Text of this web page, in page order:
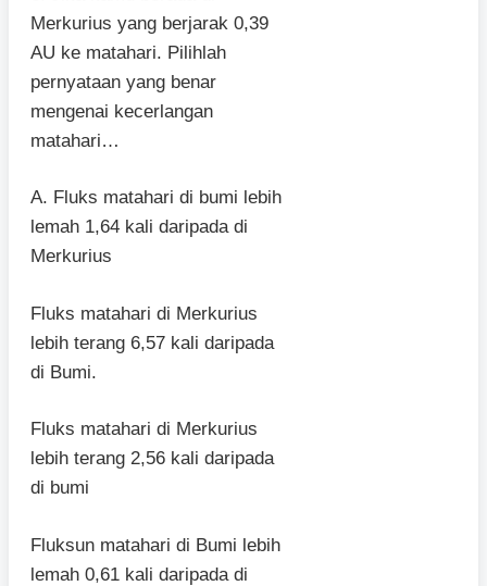
Merkurius yang berjarak 0,39
AU ke matahari. Pilihlah
pernyataan yang benar
mengenai kecerlangan
matahari…
A. Fluks matahari di bumi lebih
lemah 1,64 kali daripada di
Merkurius
Fluks matahari di Merkurius
lebih terang 6,57 kali daripada
di Bumi.
Fluks matahari di Merkurius
lebih terang 2,56 kali daripada
di bumi
Fluksun matahari di Bumi lebih
lemah 0,61 kali daripada di